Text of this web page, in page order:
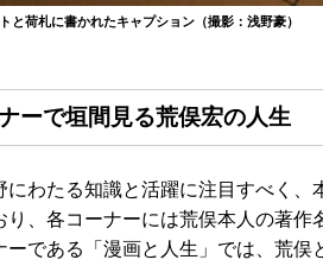
と荷札に書かれたキャプション（撮影：浅野豪）
ーで垣間見る荒俣宏の人生
にわたる知識と活躍に注目すべく
り、各コーナーには荒俣本人の著作
ーである「漫画と人生」では、荒